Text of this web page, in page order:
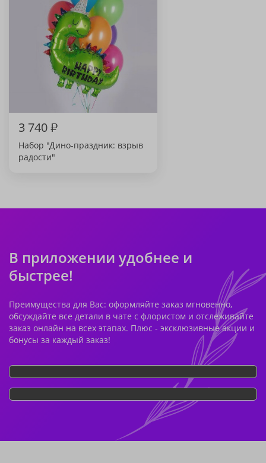
3 740₽
Набор "Дино-праздник: взрыв
радости"
В приложении удобнее и
быстрее!
Преимущества для Вас: оформляйте заказ мгновенно,
обсуждайте все детали в чате с флористом и отслеживайте
заказ онлайн на всех этапах. Плюс - эксклюзивные акции и
бонусы за каждый заказ!